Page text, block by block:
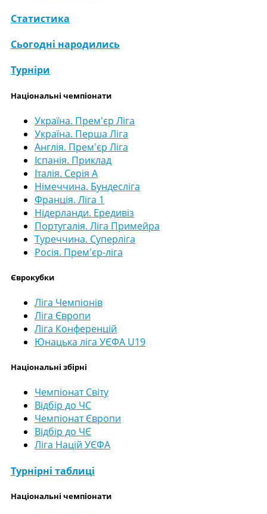
Статистика
Сьогодні народились
Турніри
Національні чемпіонати
Україна. Прем'єр Ліга
Україна. Перша Ліга
Англія. Прем'єр Ліга
Іспанія. Приклад
Італія. Серія А
Німеччина. Бундесліга
Франція. Ліга 1
Нідерланди. Ередивіз
Португалія. Ліга Примейра
Туреччина. Суперліга
Росія. Прем'єр-ліга
Єврокубки
Ліга Чемпіонів
Ліга Європи
Ліга Конференцій
Юнацька ліга УЄФА U19
Національні збірні
Чемпіонат Світу
Відбір до ЧС
Чемпіонат Європи
Відбір до ЧЄ
Ліга Націй УЄФА
Турнірні таблиці
Національні чемпіонати